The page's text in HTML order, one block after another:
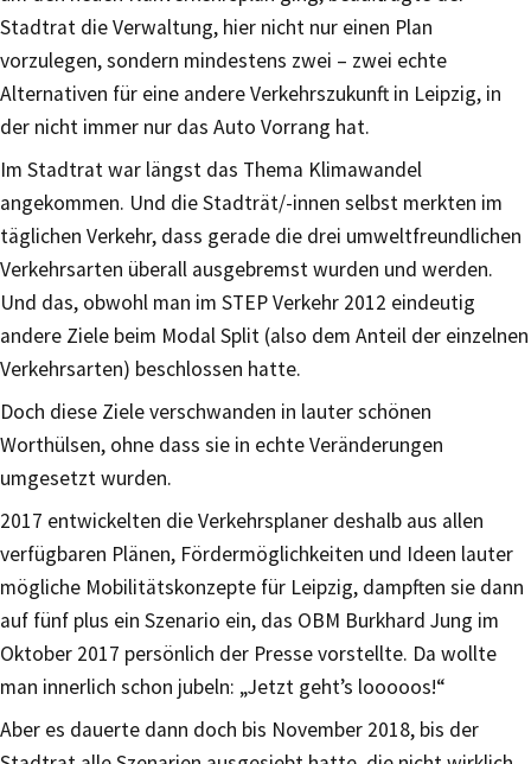
Stadtrat die Verwaltung, hier nicht nur einen Plan
vorzulegen, sondern mindestens zwei – zwei echte
Alternativen für eine andere Verkehrszukunft in Leipzig, in
der nicht immer nur das Auto Vorrang hat.
Im Stadtrat war längst das Thema Klimawandel
angekommen. Und die Stadträt/-innen selbst merkten im
täglichen Verkehr, dass gerade die drei umweltfreundlichen
Verkehrsarten überall ausgebremst wurden und werden.
Und das, obwohl man im STEP Verkehr 2012 eindeutig
andere Ziele beim Modal Split (also dem Anteil der einzelnen
Verkehrsarten) beschlossen hatte.
Doch diese Ziele verschwanden in lauter schönen
Worthülsen, ohne dass sie in echte Veränderungen
umgesetzt wurden.
2017 entwickelten die Verkehrsplaner deshalb aus allen
verfügbaren Plänen, Fördermöglichkeiten und Ideen lauter
mögliche Mobilitätskonzepte für Leipzig, dampften sie dann
auf fünf plus ein Szenario ein, das OBM Burkhard Jung im
Oktober 2017 persönlich der Presse vorstellte. Da wollte
man innerlich schon jubeln: „Jetzt geht’s looooos!“
Aber es dauerte dann doch bis November 2018, bis der